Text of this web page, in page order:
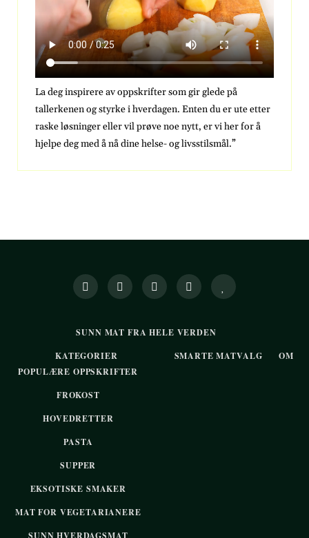
La deg inspirere av oppskrifter som gir glede på
tallerkenen og styrke i hverdagen. Enten du er ute etter
raske løsninger eller vil prøve noe nytt, er vi her for å
hjelpe deg med å nå dine helse- og livsstilsmål.”
SUNN MAT FRA HELE VERDEN
KATEGORIER
POPULÆRE OPPSKRIFTER
FROKOST
HOVEDRETTER
PASTA
SUPPER
EKSOTISKE SMAKER
MAT FOR VEGETARIANERE
SUNN HVERDAGSMAT
SMARTE MATVALG OM